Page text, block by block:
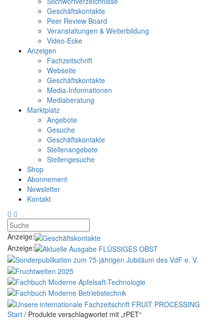
Geschäftskontakte
Peer Review Board
Veranstaltungen & Weiterbildung
Video-Ecke
Anzeigen
Fachzeitschrift
Webseite
Geschäftskontakte
Media-Informationen
Mediaberatung
Marktplatz
Angebote
Gesuche
Geschäftskontakte
Stellenangebote
Stellengesuche
Shop
Abonnement
Newsletter
Kontakt
Anzeige:
Anzeige:
Start / Produkte verschlagwortet mit „rPET“